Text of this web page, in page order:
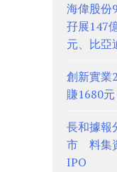
海偉股份
孖展147
元、比亞
創新實業
賺1680
長和據報
市 料集
IPO